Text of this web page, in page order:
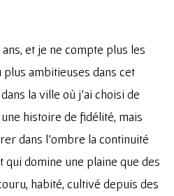
ans, et je ne compte plus les
ambitieuses dans cet
la ville où j’ai choisi de
histoire de fidélité, mais
dans l’ombre la continuité
domine une plaine que des
habité, cultivé depuis des